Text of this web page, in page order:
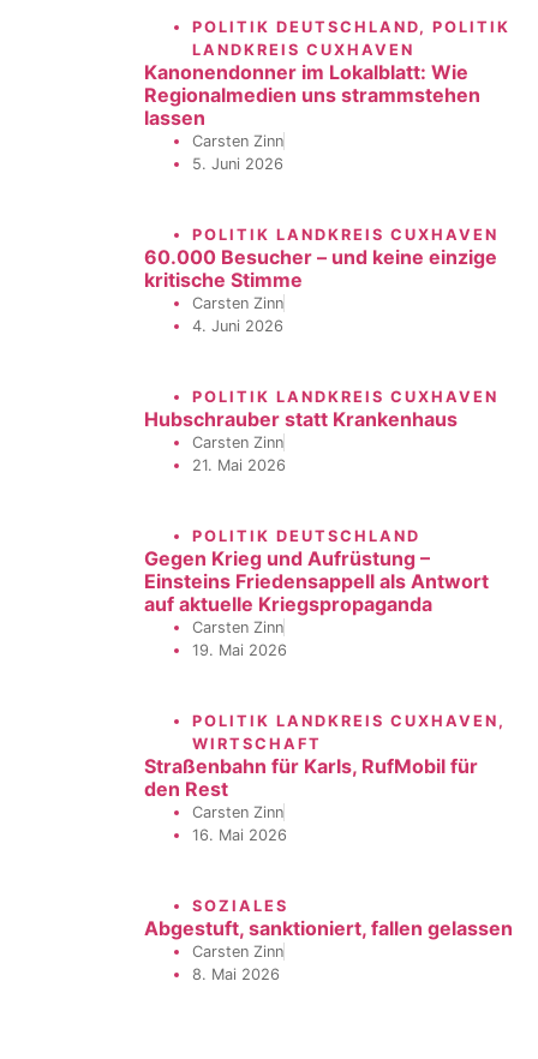
POLITIK DEUTSCHLAND, POLITIK
LANDKREIS CUXHAVEN
Kanonendonner im Lokalblatt: Wie
Regionalmedien uns strammstehen
lassen
Carsten Zinn
5. Juni 2026
POLITIK LANDKREIS CUXHAVEN
60.000 Besucher – und keine einzige
kritische Stimme
Carsten Zinn
4. Juni 2026
POLITIK LANDKREIS CUXHAVEN
Hubschrauber statt Krankenhaus
Carsten Zinn
21. Mai 2026
POLITIK DEUTSCHLAND
Gegen Krieg und Aufrüstung –
Einsteins Friedensappell als Antwort
auf aktuelle Kriegspropaganda
Carsten Zinn
19. Mai 2026
POLITIK LANDKREIS CUXHAVEN ,
WIRTSCHAFT
Straßenbahn für Karls, RufMobil für
den Rest
Carsten Zinn
16. Mai 2026
SOZIALES
Abgestuft, sanktioniert, fallen gelassen
Carsten Zinn
8. Mai 2026